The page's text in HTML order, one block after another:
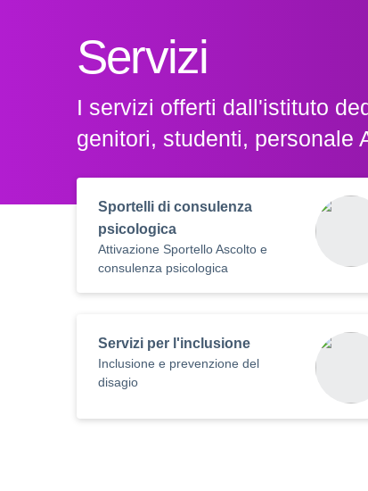
Servizi
I servizi offerti dall'istituto
genitori, studenti, personale
Sportelli di consulenza
psicologica
Attivazione Sportello Ascolto e
consulenza psicologica
Servizi per l'inclusione
Inclusione e prevenzione del
disagio